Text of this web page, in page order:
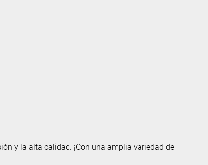
y la alta calidad. ¡Con una amplia variedad de